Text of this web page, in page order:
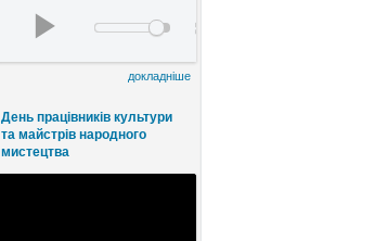
докладніше
День працівників культури
та майстрів народного
мистецтва